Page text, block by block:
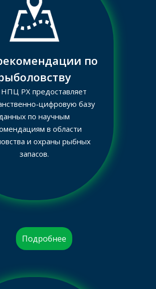
по
РХ предоставляет
цифровую базу
по научным
в области
и охраны рыбных
запасов.
Подробнее